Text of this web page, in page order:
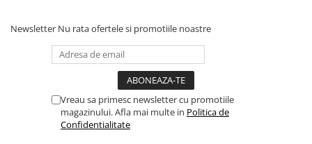
Newsletter Nu rata ofertele si promotiile noastre
Vreau sa primesc newsletter cu promotiile
magazinului. Afla mai multe in Politica de
Confidentialitate